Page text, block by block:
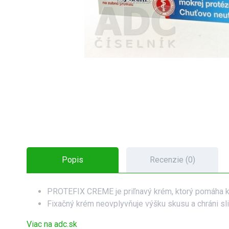
Popis Recenzie (0)
PROTEFIX CREME je priľnavý krém, ktorý
Fixačný krém neovplyvňuje výšku skusu a chráni
Viac na adc.sk